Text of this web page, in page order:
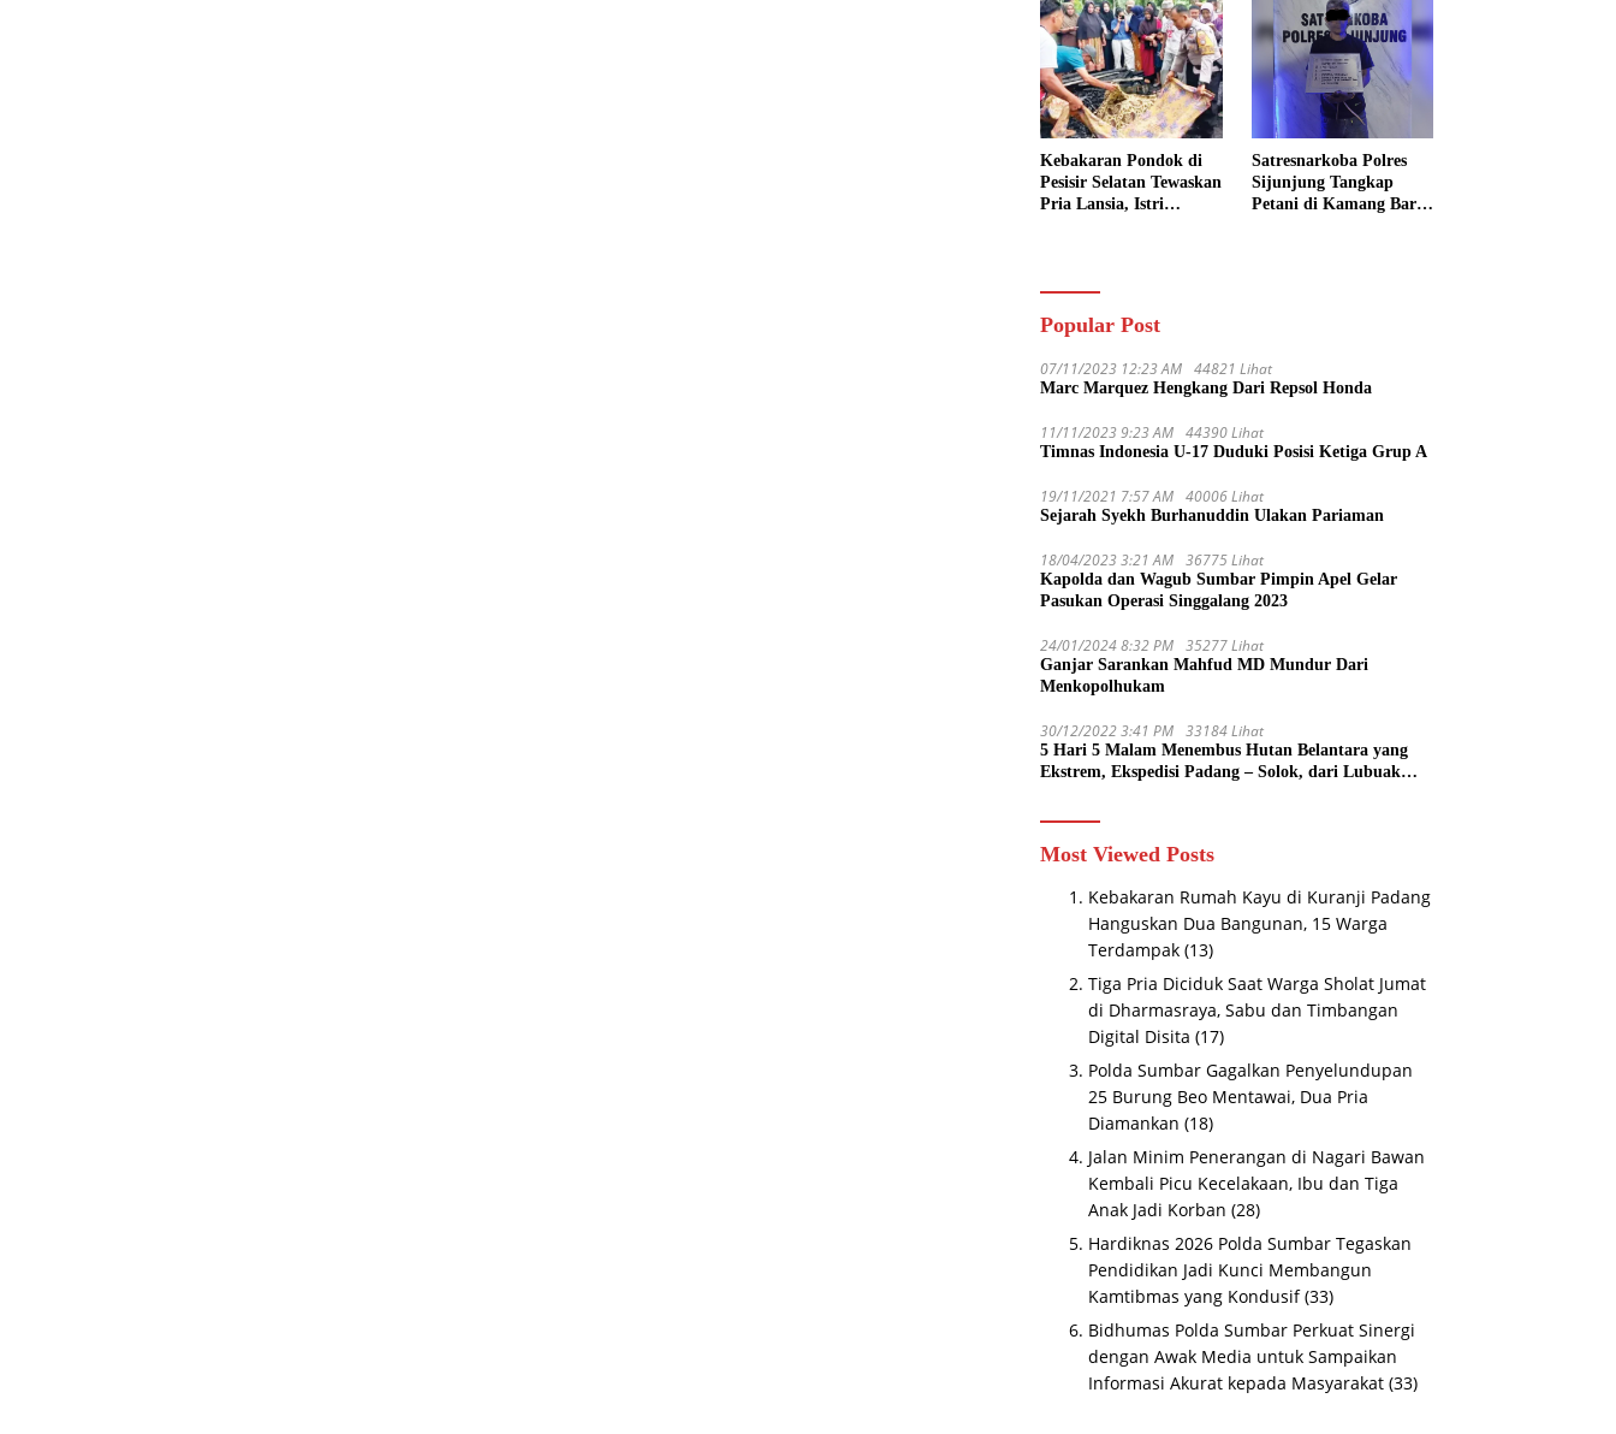
Kebakaran Pondok di
Pesisir Selatan Tewaskan
Pria Lansia, Istri
Satresnarkoba Polres
Sijunjung Tangkap
Petani di Kamang Baru,
Popular Post
07/11/2023 12:23 AM 44821 Lihat
Marc Marquez Hengkang Dari Repsol Honda
11/11/2023 9:23 AM 44390 Lihat
Timnas Indonesia U-17 Duduki Posisi Ketiga Grup A
19/11/2021 7:57 AM 40006 Lihat
Sejarah Syekh Burhanuddin Ulakan Pariaman
18/04/2023 3:21 AM 36775 Lihat
Kapolda dan Wagub Sumbar Pimpin Apel Gelar
Pasukan Operasi Singgalang 2023
24/01/2024 8:32 PM 35277 Lihat
Ganjar Sarankan Mahfud MD Mundur Dari
Menkopolhukam
30/12/2022 3:41 PM 33184 Lihat
5 Hari 5 Malam Menembus Hutan Belantara yang
Ekstrem, Ekspedisi Padang – Solok, dari Lubuak
Most Viewed Posts
Kebakaran Rumah Kayu di Kuranji Padang
Hanguskan Dua Bangunan, 15 Warga
Terdampak (13)
Tiga Pria Diciduk Saat Warga Sholat Jumat
di Dharmasraya, Sabu dan Timbangan
Digital Disita (17)
Polda Sumbar Gagalkan Penyelundupan
25 Burung Beo Mentawai, Dua Pria
Diamankan (18)
Jalan Minim Penerangan di Nagari Bawan
Kembali Picu Kecelakaan, Ibu dan Tiga
Anak Jadi Korban (28)
Hardiknas 2026 Polda Sumbar Tegaskan
Pendidikan Jadi Kunci Membangun
Kamtibmas yang Kondusif (33)
Bidhumas Polda Sumbar Perkuat Sinergi
dengan Awak Media untuk Sampaikan
Informasi Akurat kepada Masyarakat (33)